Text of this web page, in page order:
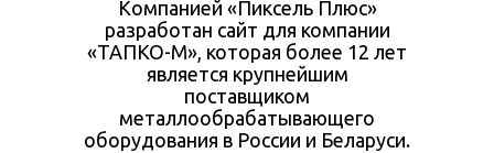
Компанией «Пиксель Плюс»
разработан сайт для компании
«ТАПКО-М», которая более 12 лет
является крупнейшим
поставщиком
металлообрабатывающего
оборудования в России и Беларуси.